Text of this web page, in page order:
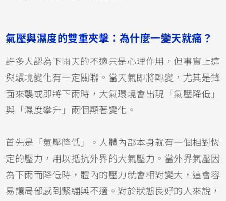
氣壓與濕度的雙重夾擊：為什麼一變天就痛？
許多人認為下雨天的不適只是心理作用，但事實上這
與環境變化有一定關聯。當天氣即將轉變，尤其是鋒
面來襲或即將下雨時，大氣環境會出現「氣壓降低」
與「濕度攀升」兩個顯著變化。
首先是「氣壓降低」。人體內部本身就有一個相對恆
定的壓力，用以抵抗外界的大氣壓力。當外界氣壓因
為下雨而降低時，體內的壓力就會相對變大，這會容
易讓局部感到緊繃與不適。對於狀態良好的人來說，